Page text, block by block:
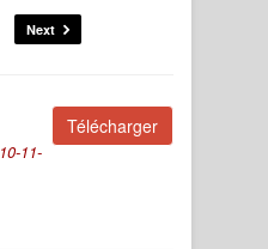
Next
Télécharger
10-11-